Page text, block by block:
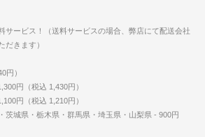
サービス！（送料サービスの場合、弊店にて配送会社
だきます）
円）
円（税込 1,430円）
円（税込 1,210円）
茨城県・栃木県・群馬県・埼玉県・山梨県 - 900円